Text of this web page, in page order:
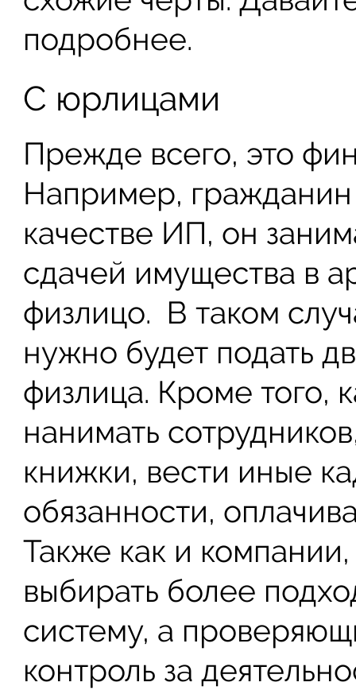
подробнее.
С юрлицами
Прежде всего, это
Например, гражданин
качестве ИП, он
сдачей имущества в
физлицо. В таком
нужно будет подать
физлица. Кроме того,
нанимать
книжки, вести иные
обязанности,
Также как и
выбирать более
систему, а
контроль за